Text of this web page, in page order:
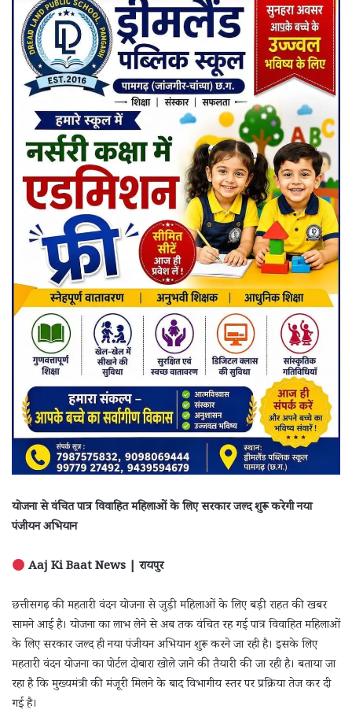
योजना से वंचित पात्र विवाहित महिलाओं के लिए सरकार जल्द शुरू करेगी नया
पंजीयन अभियान
Aaj Ki Baat News | रायपुर
छत्तीसगढ़ की महतारी वंदन योजना से जुड़ी महिलाओं के लिए बड़ी राहत की खबर
सामने आई है। योजना का लाभ लेने से अब तक वंचित रह गई पात्र विवाहित महिलाओं
के लिए सरकार जल्द ही नया पंजीयन अभियान शुरू करने जा रही है। इसके लिए
महतारी वंदन योजना का पोर्टल दोबारा खोले जाने की तैयारी की जा रही है। बताया जा
रहा है कि मुख्यमंत्री की मंजूरी मिलने के बाद विभागीय स्तर पर प्रक्रिया तेज कर दी
गई है।